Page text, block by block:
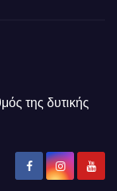
της δυτικής